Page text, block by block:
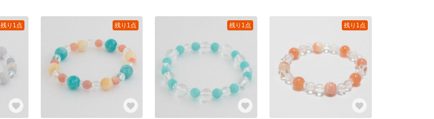
残り1点 残り1点 残り1点 残り1点